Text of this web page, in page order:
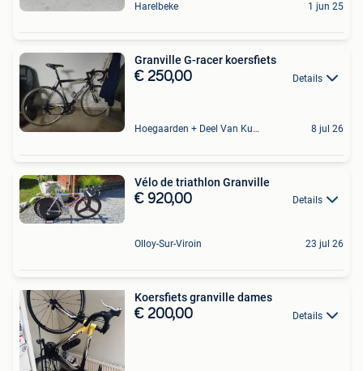
Harelbeke 1 jun 25
Granville G-racer koersfiets
€ 250,00 Details
Hoegaarden + Deel Van Kumtich + Deel Van Tienen 8 jul 26
Vélo de triathlon Granville
€ 920,00 Details
Olloy-Sur-Viroin 23 jul 26
Koersfiets granville dames
€ 200,00 Details